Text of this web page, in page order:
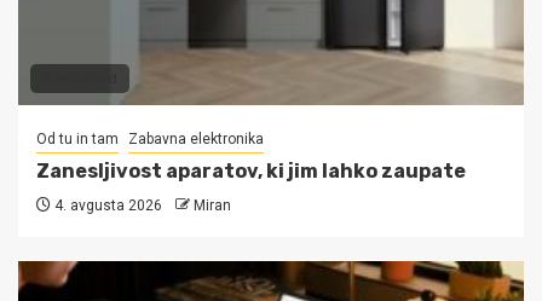
Od tu in tam Zabavna elektronika
Zanesljivost aparatov, ki jim lahko zaupate
4. avgusta 2026 Miran